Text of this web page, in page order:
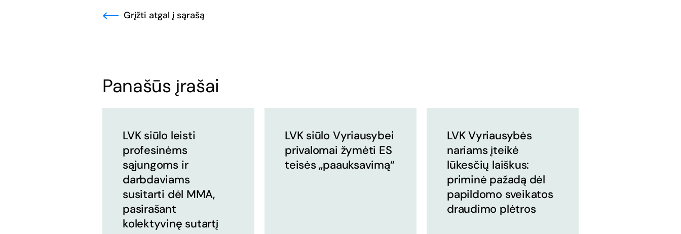
Grįžti atgal į sąrašą
Panašūs įrašai
LVK siūlo leisti
profesinėms
sąjungoms ir
darbdaviams
susitarti dėl MMA,
pasirašant
kolektyvinę sutartį
LVK siūlo Vyriausybei
privalomai žymėti ES
teisės „paauksavimą“
LVK Vyriausybės
nariams įteikė
lūkesčių laiškus:
priminė pažadą dėl
papildomo sveikatos
draudimo plėtros